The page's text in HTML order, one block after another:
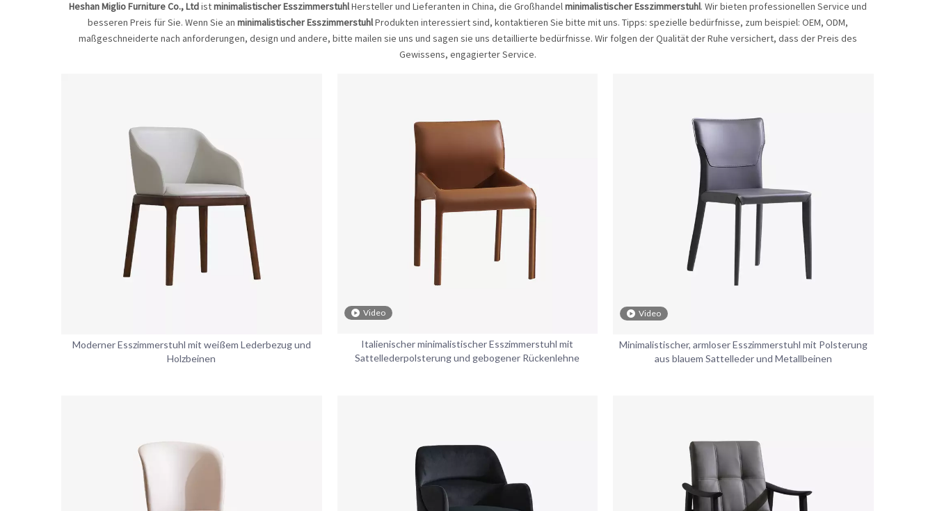
Heshan Miglio Furniture Co., Ltdistminimalistischer EsszimmerstuhlHersteller und Lieferanten in China, die Großhandelminimalistischer Esszimmerstuhl. Wir bieten professionellen Service und
besseren Preis für Sie. Wenn Sie an minimalistischer EsszimmerstuhlProdukten interessiert sind, kontaktieren Sie bitte mit uns. Tipps: spezielle bedürfnisse, zum beispiel: OEM, ODM,
maßgeschneiderte nach anforderungen, design und andere, bitte mailen sie uns und sagen sie uns detaillierte bedürfnisse. Wir folgen der Qualität der Ruhe versichert, dass der Preis des
Gewissens, engagierter Service.
Moderner Esszimmerstuhl mit weißem Lederbezug und
Holzbeinen
Video
Italienischer minimalistischer Esszimmerstuhl mit
Sattellederpolsterung und gebogener Rückenlehne
Video
Minimalistischer, armloser Esszimmerstuhl mit Polsterung
aus blauem Sattelleder und Metallbeinen